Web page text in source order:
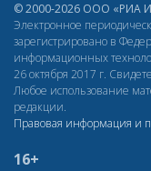
© 2000-2026 ООО «РИА
Электронное
зарегистрировано в
информационных
26 октября 2017 г.
Любое использование
редакции.
Правовая информация и
16+